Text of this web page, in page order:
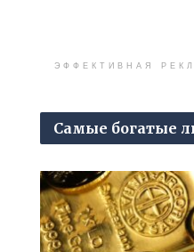
ЭФФЕКТИВНАЯ
Самые богатые